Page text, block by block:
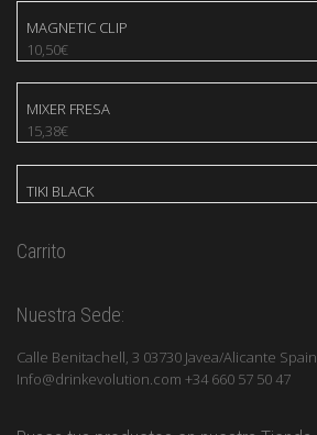
MAGNETIC CLIP
10,50€
MIXER FRESA
15,38€
TIKI BLACK
Carrito
Nuestra Sede:
Calle Benitachell, 3 03730 Javea/Alicante Spain
Info@drinkevolution.com +34 660 57 50 47